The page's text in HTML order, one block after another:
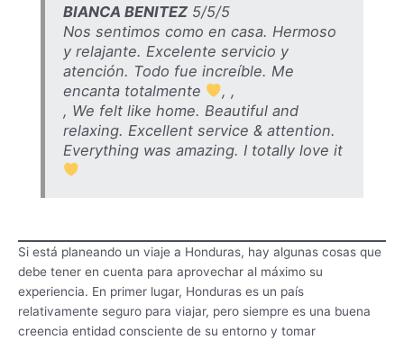
BIANCA BENITEZ5/5/5
Nos sentimos como en casa. Hermoso
y relajante. Excelente servicio y
atención. Todo fue increíble. Me
encanta totalmente
, ,
, We felt like home. Beautiful and
relaxing. Excellent service & attention.
Everything was amazing. I totally love it
Si está planeando un viaje a Honduras, hay algunas cosas que
debe tener en cuenta para aprovechar al máximo su
experiencia. En primer lugar, Honduras es un país
relativamente seguro para viajar, pero siempre es una buena
creencia entidad consciente de su entorno y tomar